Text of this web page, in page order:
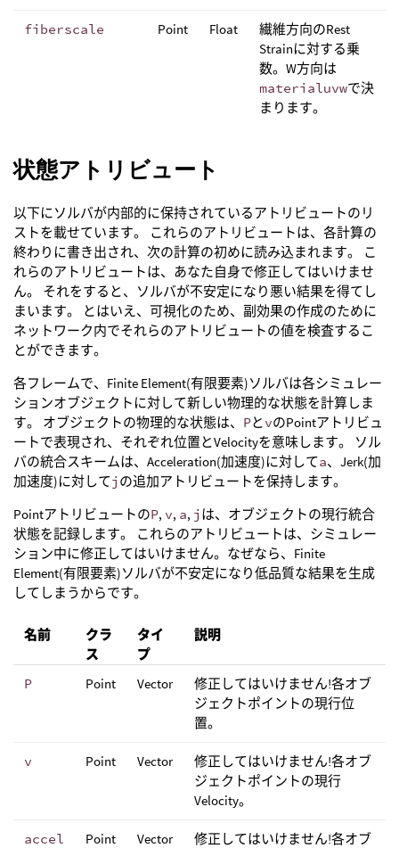
fiberscale Point Float
繊維方向のRest
Strainに対する乗
数。W方向は
materialuvwで決
まります。
状態アトリビュート
以下にソルバが内部的に保持されているアトリビュートのリ
ストを載せています。 これらのアトリビュートは、各計算の
終わりに書き出され、次の計算の初めに読み込まれます。 こ
れらのアトリビュートは、あなた自身で修正してはいけませ
ん。 それをすると、ソルバが不安定になり悪い結果を得てし
まいます。 とはいえ、可視化のため、副効果の作成のために
ネットワーク内でそれらのアトリビュートの値を検査するこ
とができます。
各フレームで、Finite Element(有限要素)ソルバは各シミュレー
ションオブジェクトに対して新しい物理的な状態を計算しま
す。 オブジェクトの物理的な状態は、 Pと vのPointアトリビュ
ートで表現され、それぞれ位置とVelocityを意味します。 ソル
バの統合スキームは、Acceleration(加速度)に対してa、Jerk(加
加速度)に対してj の追加アトリビュートを保持します。
PointアトリビュートのP, v, a, j は、オブジェクトの現行統合
状態を記録します。 これらのアトリビュートは、シミュレー
ション中に修正してはいけません。なぜなら、Finite
Element(有限要素)ソルバが不安定になり低品質な結果を生成
してしまうからです。
名前
クラ
ス
タイ
プ
説明
P Point Vector
修正してはいけません!各オブ
ジェクトポイントの現行位
置。
v Point Vector
修正してはいけません!各オブ
ジェクトポイントの現行
Velocity。
accel Point Vector
修正してはいけません!各オブ